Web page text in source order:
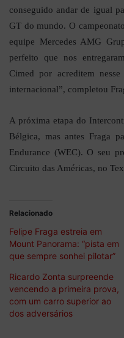
conseguido andar de igual
GT do mundo. O
equipe Mercedes AMG
perfeito que nos
Cimed por acreditem
internacional”, completou
A próxima etapa do
Bélgica, mas antes Fraga
Endurance (WEC). O seu
Circuito das Américas, no
Relacionado
Felipe Fraga estreia em
Mount Panorama: “pista em
que sempre sonhei pilotar”
Ricardo Zonta surpreende
vencendo a primeira prova,
com um carro superior ao
dos adversários